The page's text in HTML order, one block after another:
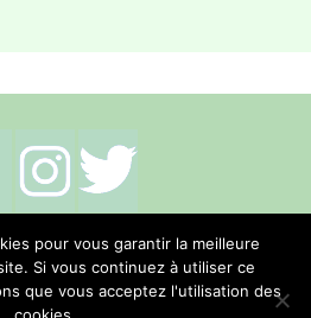
- Politique de cookies-
contacter
pour vous garantir la meilleure
Si vous continuez à utiliser ce
que vous acceptez l'utilisation des